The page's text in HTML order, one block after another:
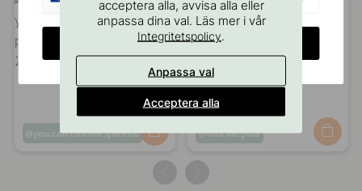
Inlägg
you.can.call.me.queenb
Inlägg
av
villa.varpula
acceptera alla, avvisa alla eller
anpassa dina val. Läs mer i vår
Integritetspolicy.
Anpassa val
Acceptera alla
CHANGE COUNTRY